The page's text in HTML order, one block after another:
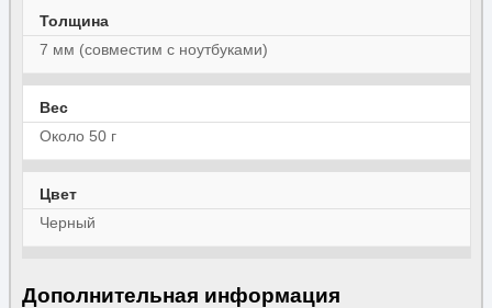
Толщина
7 мм (совместим с ноутбуками)
Вес
Около 50 г
Цвет
Черный
Дополнительная информация